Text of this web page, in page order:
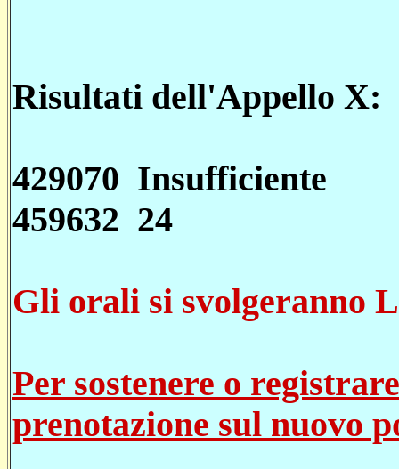
Risultati dell'Appello X:
429070 Insufficiente
459632 24
Gli orali si svolgeranno
Per sostenere o
prenotazione sul nuovo